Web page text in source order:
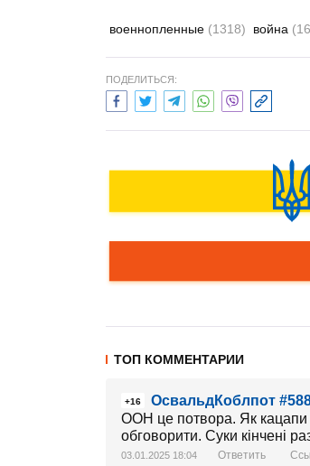
военнопленные (1318) война
ПОДЕЛИТЬСЯ:
ТОП КОММЕНТАРИИ
+16
ОсвальдКоблпот
ООН це потвора. Як кацапи
обговорити. Суки кінчені
03.01.2025 18:04 Ответить